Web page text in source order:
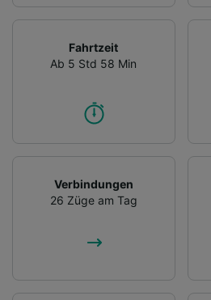
Fahrtzeit
Ab 5 Std 58 Min
Verbindungen
26 Züge am Tag